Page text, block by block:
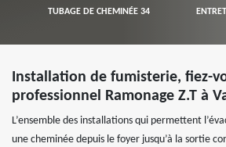
TUBAGE DE CHEMINÉE 34
Installation de fumisterie, fiez-
professionnel Ramonage Z.T à
L’ensemble des installations qui permettent
une cheminée depuis le foyer jusqu’à la sortie